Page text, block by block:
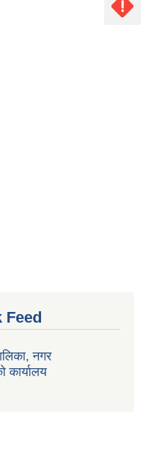
Feed
नगर
कार्यालय